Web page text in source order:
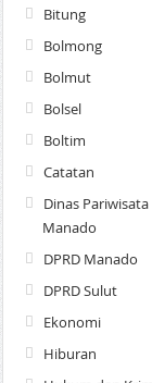
Bitung
Bolmong
Bolmut
Bolsel
Boltim
Catatan
Dinas Pariwisata
Manado
DPRD Manado
DPRD Sulut
Ekonomi
Hiburan